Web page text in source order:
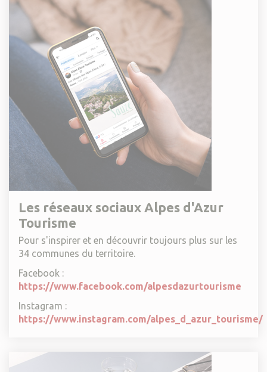
Les réseaux sociaux Alpes d'Azur
Tourisme
Pour s'inspirer et en découvrir toujours plus sur les
34 communes du territoire.
Facebook :
https://www.facebook.com/alpesdazurtourisme
Instagram :
https://www.instagram.com/alpes_d_azur_tourisme/